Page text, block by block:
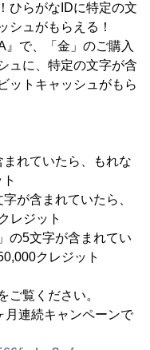
ひらがなIDに特定の文
シュがもらえる！
で、「金」のご購入
ュに、特定の文字が含
ットキャッシュがもら
まれていたら、もれな
が含まれていたら、
レジット
の5文字が含まれてい
クレジット
ご覧ください。
連続キャンペーンで